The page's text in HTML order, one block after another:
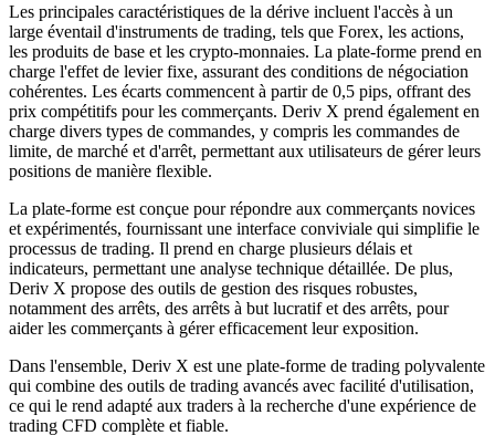
Les principales caractéristiques de la dérive incluent l'accès à un
large éventail d'instruments de trading, tels que Forex, les actions,
les produits de base et les crypto-monnaies. La plate-forme prend en
charge l'effet de levier fixe, assurant des conditions de négociation
cohérentes. Les écarts commencent à partir de 0,5 pips, offrant des
prix compétitifs pour les commerçants. Deriv X prend également en
charge divers types de commandes, y compris les commandes de
limite, de marché et d'arrêt, permettant aux utilisateurs de gérer leurs
positions de manière flexible.
La plate-forme est conçue pour répondre aux commerçants novices
et expérimentés, fournissant une interface conviviale qui simplifie le
processus de trading. Il prend en charge plusieurs délais et
indicateurs, permettant une analyse technique détaillée. De plus,
Deriv X propose des outils de gestion des risques robustes,
notamment des arrêts, des arrêts à but lucratif et des arrêts, pour
aider les commerçants à gérer efficacement leur exposition.
Dans l'ensemble, Deriv X est une plate-forme de trading polyvalente
qui combine des outils de trading avancés avec facilité d'utilisation,
ce qui le rend adapté aux traders à la recherche d'une expérience de
trading CFD complète et fiable.